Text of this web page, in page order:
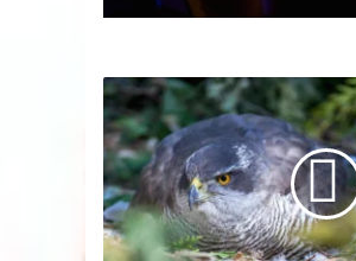
Fauna
del
Cilento:
lo
sparviero